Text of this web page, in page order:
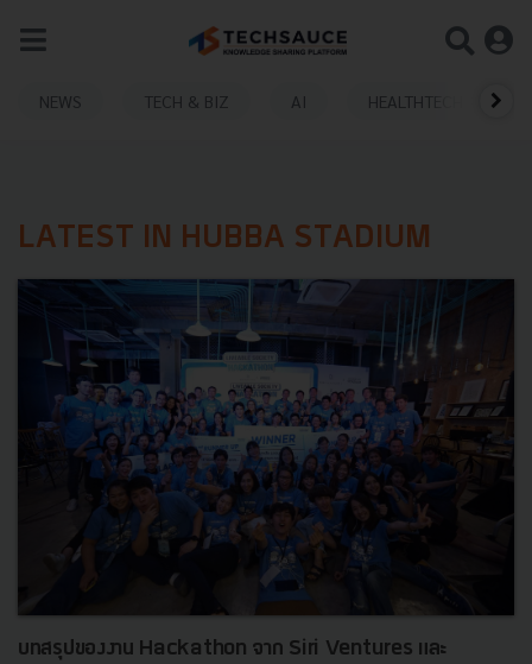
NEWS TECH & BIZ AI HEALTHTECH
LATEST IN HUBBA STADIUM
บทสรุปของงาน Hackathon จาก Siri Ventures และ